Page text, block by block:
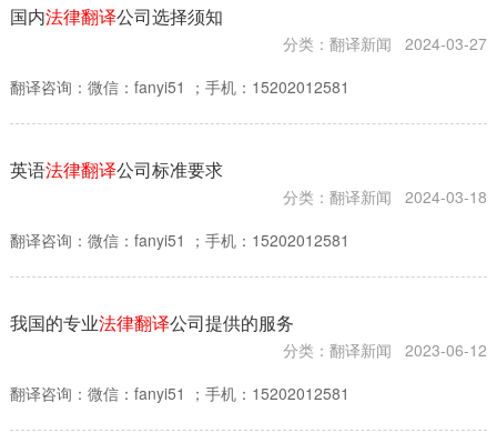
国内法律翻译公司选择须知
分类：翻译新闻
2024-03-27
翻译咨询：微信：fanyi51 ；手机：15202012581
英语法律翻译公司标准要求
分类：翻译新闻
2024-03-18
翻译咨询：微信：fanyi51 ；手机：15202012581
我国的专业法律翻译公司提供的服务
分类：翻译新闻
2023-06-12
翻译咨询：微信：fanyi51 ；手机：15202012581